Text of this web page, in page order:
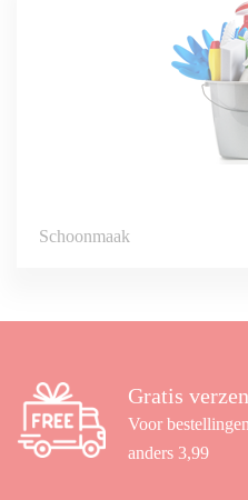
Schoonmaak
Gratis
Voor
anders 3,99